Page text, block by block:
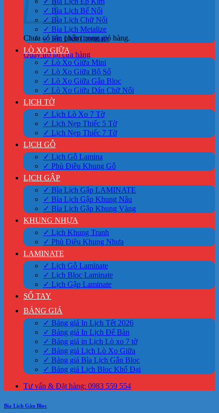
Chưa có sản phẩm trong giỏ hàng.
Quay trở lại cửa hàng
✓ Bìa Lịch Bế Nổi
✓ Bìa Lịch Chữ Nổi
✓ Bìa Lịch Metalize
✓ Bìa Lịch Laminate
LÒ XO GIỮA
✓ Lò Xo Giữa Mini
✓ Lò Xo Giữa Bộ Số
✓ Lò Xo Giữa Gắn Bloc
✓ Lò Xo Giữa Dán Chữ Nổi
LỊCH TỜ
✓ Lịch Lò Xo 7 Tờ
✓ Lịch Nẹp Thiếc 5 Tờ
✓ Lịch Nẹp Thiếc 7 Tờ
LỊCH GỖ
✓ Lịch Gỗ Lamina
✓ Phù Điêu Khung Gỗ
LỊCH GẬP
✓ Bìa Lịch Gập LAMINATE
✓ Bìa Lịch Gập Khung Nâu
✓ Bìa Lịch Gập Khung Vàng
KHUNG NHỰA
✓ Lịch Khung Tranh
✓ Phù Điêu Khung Nhựa
LAMINATE
✓ Lịch Gỗ Laminate
✓ Lịch Bloc Laminate
✓ Lịch Gập Laminate
SỔ TAY
BẢNG GIÁ
✓ Bảng giá In Lịch Tết 2026
✓ Bảng giá In Lịch Để Bàn
✓ Bảng giá in Lịch Lò xo 7 tờ
✓ Bảng giá Lịch Lò Xo Giữa
✓ Bảng giá Bìa Lịch Gắn Bloc
✓ Bảng giá Lịch Bloc Khổ Đại
Tư vấn & Đặt hàng: 0983 559 554
Bìa Lịch Gắn Bloc